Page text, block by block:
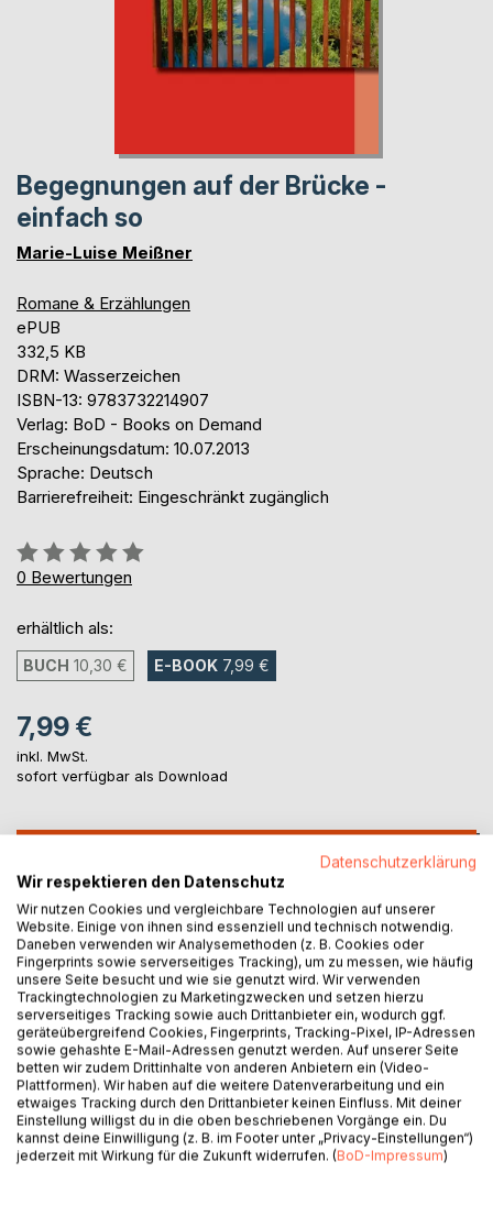
Begegnungen auf der Brücke -
einfach so
Marie-Luise Meißner
Romane & Erzählungen
ePUB
332,5 KB
DRM: Wasserzeichen
ISBN-13: 9783732214907
Verlag: BoD - Books on Demand
Erscheinungsdatum: 10.07.2013
Sprache: Deutsch
Barrierefreiheit: Eingeschränkt zugänglich
Bewertung::
0%
0 Bewertungen
erhältlich als:
BUCH 10,30 € E-BOOK 7,99 €
7,99 €
inkl. MwSt.
sofort verfügbar als Download
Auf die Merkliste
Titel bewerten
BESCHREIBUNG
Die Autorin schildert aus guten und schlechten Zeiten. Die
Datenschutzerklärung
Wir respektieren den Datenschutz
Wir nutzen Cookies und vergleichbare Technologien auf unserer
Website. Einige von ihnen sind essenziell und technisch notwendig.
Daneben verwenden wir Analysemethoden (z. B. Cookies oder
Fingerprints sowie serverseitiges Tracking), um zu messen, wie häufig
unsere Seite besucht und wie sie genutzt wird. Wir verwenden
Trackingtechnologien zu Marketingzwecken und setzen hierzu
serverseitiges Tracking sowie auch Drittanbieter ein, wodurch ggf.
geräteübergreifend Cookies, Fingerprints, Tracking-Pixel, IP-Adressen
sowie gehashte E-Mail-Adressen genutzt werden. Auf unserer Seite
betten wir zudem Drittinhalte von anderen Anbietern ein (Video-
Plattformen). Wir haben auf die weitere Datenverarbeitung und ein
etwaiges Tracking durch den Drittanbieter keinen Einfluss. Mit deiner
Einstellung willigst du in die oben beschriebenen Vorgänge ein. Du
kannst deine Einwilligung (z. B. im Footer unter „Privacy-Einstellungen“)
jederzeit mit Wirkung für die Zukunft widerrufen. (BoD-Impressum)